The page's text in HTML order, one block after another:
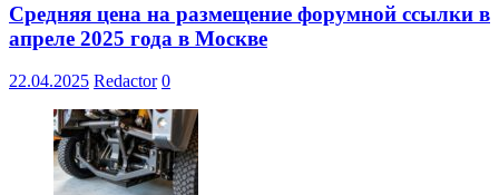
Средняя цена на размещение форумной ссылки в
апреле 2025 года в Москве
22.04.2025 Redactor 0